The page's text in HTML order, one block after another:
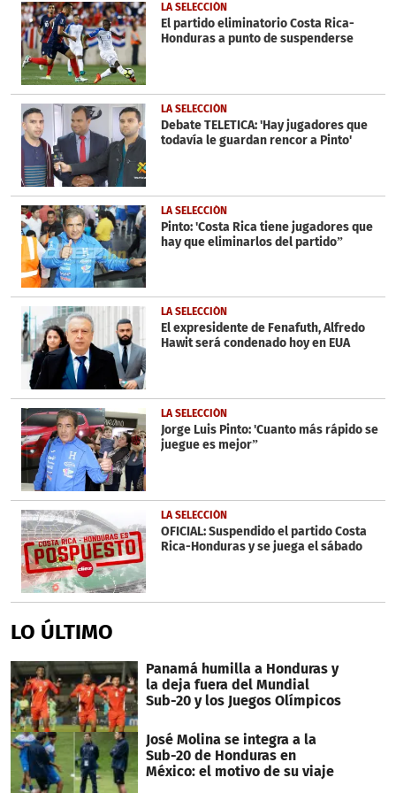
5
minutes,
28
seconds
LA SELECCIÓN
El partido eliminatorio Costa Rica-
Honduras a punto de suspenderse
LA SELECCIÓN
Debate TELETICA: 'Hay jugadores que
todavía le guardan rencor a Pinto'
LA SELECCIÓN
Pinto: 'Costa Rica tiene jugadores que
hay que eliminarlos del partido”
LA SELECCIÓN
El expresidente de Fenafuth, Alfredo
Hawit será condenado hoy en EUA
LA SELECCIÓN
Jorge Luis Pinto: 'Cuanto más rápido se
juegue es mejor”
LA SELECCIÓN
OFICIAL: Suspendido el partido Costa
Rica-Honduras y se juega el sábado
LO ÚLTIMO
Panamá humilla a Honduras y
la deja fuera del Mundial
Sub-20 y los Juegos Olímpicos
José Molina se integra a la
Sub-20 de Honduras en
México: el motivo de su viaje